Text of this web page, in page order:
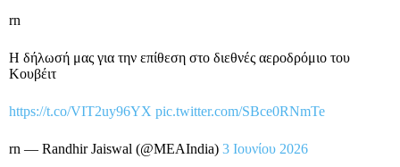
rn
Η δήλωσή μας για την επίθεση στο διεθνές αεροδρόμιο του
Κουβέιτ
https://t.co/VIT2uy96YX pic.twitter.com/SBce0RNmTe
rn — Randhir Jaiswal (@MEAIndia) 3 Ιουνίου 2026